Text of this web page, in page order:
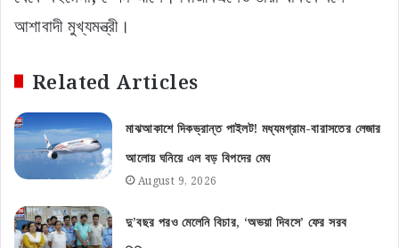
আশাবাদী মুখ্যমন্ত্রী।
Related Articles
মাঝআকাশে দিকভ্রান্ত পাইলট! মধ্যমগ্রাম-বারাসতের লেজার
আলোয় ঘনিয়ে এল বড় বিপদের মেঘ
August 9, 2026
দু’বছর পরও মেলেনি বিচার, ‘অভয়া দিবসে’ ফের সরব